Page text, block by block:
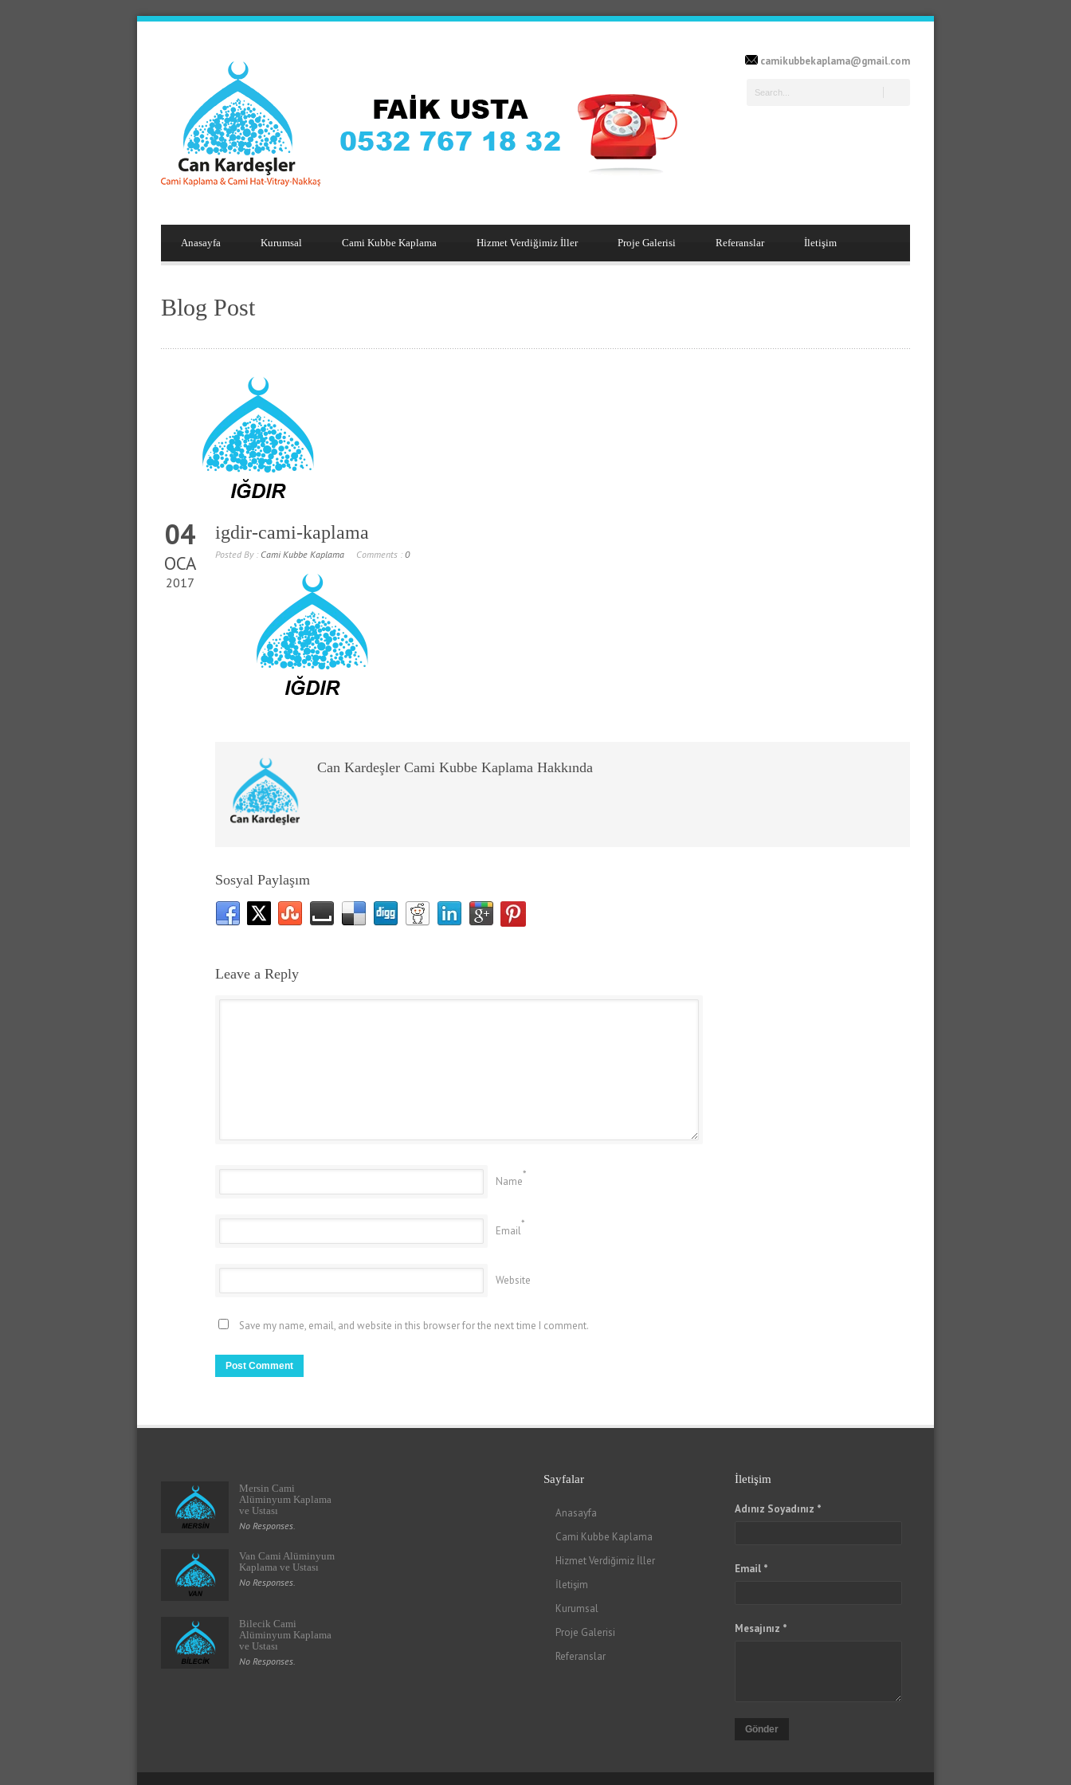
camikubbekaplama@gmail.com
Anasayfa Kurumsal Cami Kubbe Kaplama Hizmet Verdiğimiz İller Proje Galerisi Referanslar İletişim
Blog Post
04
OCA
2017
igdir-cami-kaplama
Posted By : Cami Kubbe Kaplama Comments : 0
Can Kardeşler Cami Kubbe Kaplama Hakkında
Sosyal Paylaşım
Leave a Reply
Name
*
Email
*
Website
Save my name, email, and website in this browser for the next time I comment.
Mersin Cami
Alüminyum Kaplama
ve Ustası
No Responses.
Van Cami Alüminyum
Kaplama ve Ustası
No Responses.
Bilecik Cami
Alüminyum Kaplama
ve Ustası
No Responses.
Sayfalar
Anasayfa
Cami Kubbe Kaplama
Hizmet Verdiğimiz İller
İletişim
Kurumsal
Proje Galerisi
Referanslar
İletişim
Adınız Soyadınız *
Email *
Mesajınız *
Gönder